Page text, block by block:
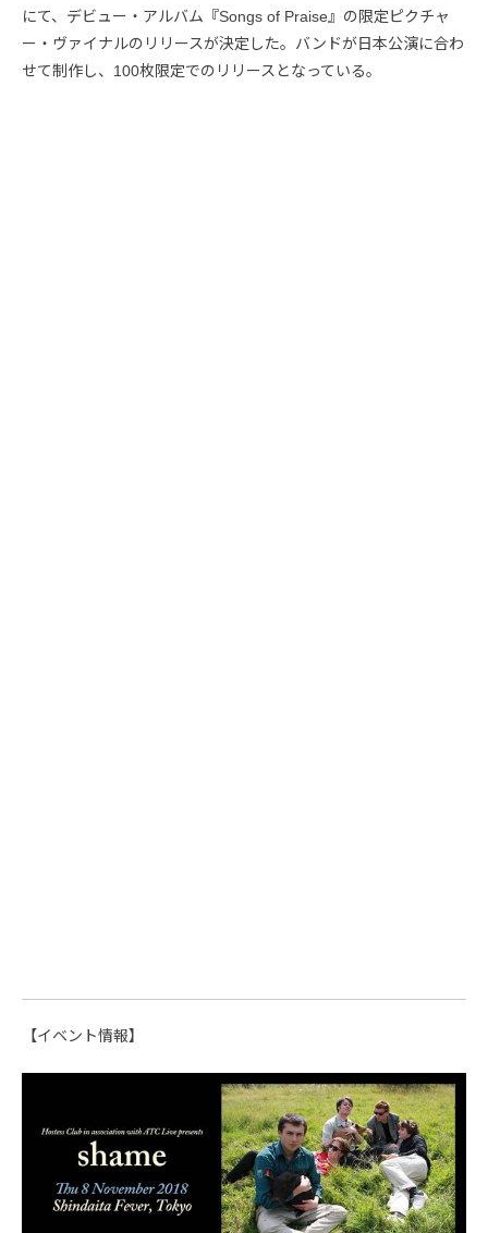
にて、デビュー・アルバム『Songs of Praise』の限定ピクチャ
ー・ヴァイナルのリリースが決定した。バンドが日本公演に合わ
せて制作し、100枚限定でのリリースとなっている。
【イベント情報】